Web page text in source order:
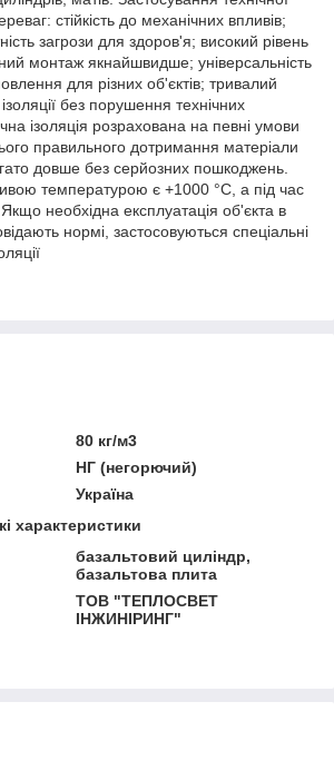
стійкість до механічних впливів;
загрози для здоров'я; високий рівень
монтаж якнайшвидше; універсальність
для різних об'єктів; тривалий
без порушення технічних
ізоляція розрахована на певні умови
правильного дотримання матеріали
довше без серйозних пошкоджень.
температурою є +1000 °C, а під час
необхідна експлуатація об'єкта в
нормі, застосовуються спеціальні
80 кг/м3
НГ (негорючий)
Україна
характеристики
базальтовий циліндр,
базальтова плита
ТОВ "ТЕПЛОСВЕТ
ІНЖИНІРИНГ"